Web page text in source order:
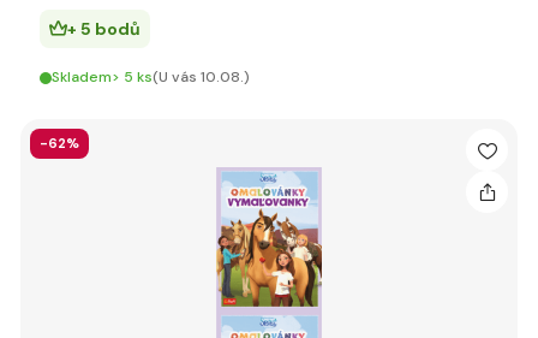
+ 5 bodů
Skladem> 5 ks(U vás 10.08.)
-62%